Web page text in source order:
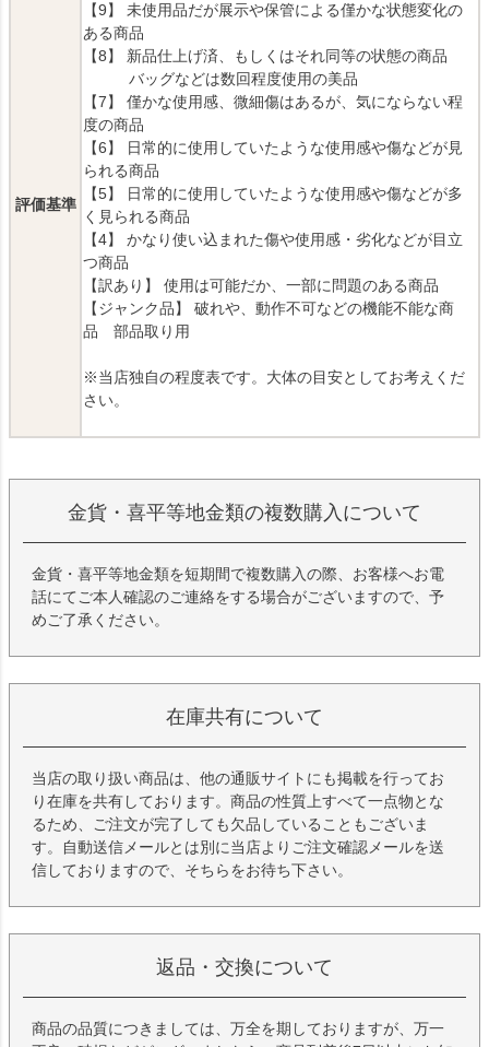
評価基準
【9】 未使用品だが展示や保管による僅かな状態変化の
ある商品
【8】 新品仕上げ済、もしくはそれ同等の状態の商品
バッグなどは数回程度使用の美品
【7】 僅かな使用感、微細傷はあるが、気にならない程
度の商品
【6】 日常的に使用していたような使用感や傷などが見
られる商品
【5】 日常的に使用していたような使用感や傷などが多
く見られる商品
【4】 かなり使い込まれた傷や使用感・劣化などが目立
つ商品
【訳あり】 使用は可能だか、一部に問題のある商品
【ジャンク品】 破れや、動作不可などの機能不能な商
品 部品取り用
※当店独自の程度表です。大体の目安としてお考えくだ
さい。
金貨・喜平等地金類の複数購入について
金貨・喜平等地金類を短期間で複数購入の際、お客様へお電
話にてご本人確認のご連絡をする場合がございますので、予
めご了承ください。
在庫共有について
当店の取り扱い商品は、他の通販サイトにも掲載を行ってお
り在庫を共有しております。商品の性質上すべて一点物とな
るため、ご注文が完了しても欠品していることもございま
す。自動送信メールとは別に当店よりご注文確認メールを送
信しておりますので、そちらをお待ち下さい。
返品・交換について
商品の品質につきましては、万全を期しておりますが、万一